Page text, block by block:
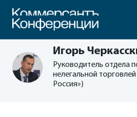
Игорь
Руководитель отдела
нелегальной
Россия»)